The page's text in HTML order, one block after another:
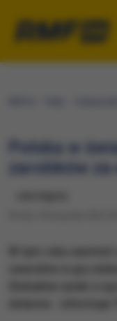
Polska w
zarobków za